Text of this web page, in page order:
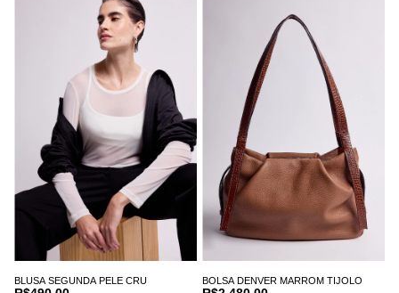
BLUSA SEGUNDA PELE CRU BOLSA DENVER MARROM TIJOLO